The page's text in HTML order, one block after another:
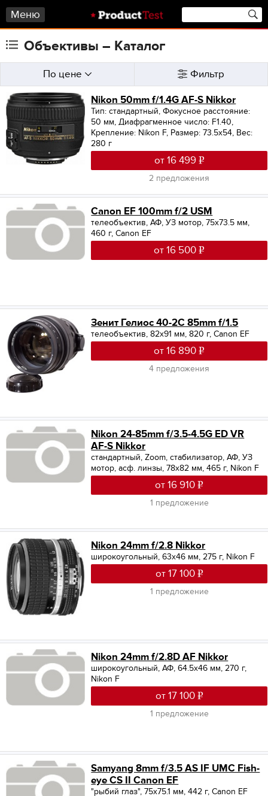
Меню
Объективы – Каталог
По цене Фильтр
Nikon 50mm f/1.4G AF-S Nikkor
Тип: стандартный,Фокусное расстояние:
50 мм,Диафрагменное число: F1.40,
Крепление: Nikon F, Размер: 73.5x54, Вес:
280 г
от 16 499
2 предложения
Canon EF 100mm f/2 USM
телеобъектив, АФ, УЗ мотор, 75x73.5 мм,
460 г, Canon EF
от 16 500
Зенит Гелиос 40-2С 85mm f/1.5
телеобъектив, 82x91 мм, 820 г, Canon EF
от 16 890
4 предложения
Nikon 24-85mm f/3.5-4.5G ED VR
AF-S Nikkor
стандартный, Zoom, стабилизатор, АФ, УЗ
мотор, асф. линзы, 78x82 мм, 465 г, Nikon F
от 16 910
1 предложение
Nikon 24mm f/2.8 Nikkor
широкоугольный, 63x46 мм, 275 г, Nikon F
от 17 100
1 предложение
Nikon 24mm f/2.8D AF Nikkor
широкоугольный, АФ, 64.5x46 мм, 270 г,
Nikon F
от 17 100
1 предложение
Samyang 8mm f/3.5 AS IF UMC Fish-
eye CS II Canon EF
"рыбий глаз", 75x75.1 мм, 442 г, Canon EF